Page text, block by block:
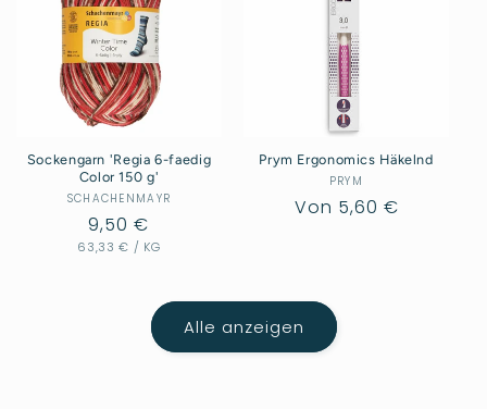
Sockengarn 'Regia 6-faedig
Color 150 g'
Anbieter:
SCHACHENMAYR
Normaler
Preis
9,50 €
GRUNDPREIS
63,33 € / PRO
KG
Prym Ergonomics Häkelnd
Anbieter:
PRYM
Normaler
Von 5,60 €
Alle anzeigen